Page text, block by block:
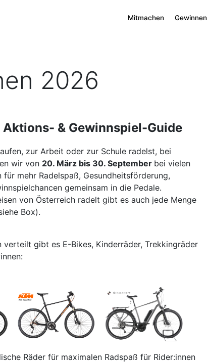
Mitmachen Gewinnen
2026
Aktions- & Gewinnspiel-Guide
zur Arbeit oder zur Schule radelst, bei
wir von 20. März bis 30. September bei vielen
für mehr Radelspaß, Gesundheitsförderung,
gemeinsam in die Pedale.
von Österreich radelt gibt es auch jede Menge
Box).
verteilt gibt es E-Bikes, Kinderräder, Trekkingräder
Räder für maximalen Radspaß für Rider:innen